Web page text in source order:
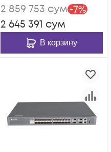
2 859 753 сум-7%
2 645 391 сум
В корзину